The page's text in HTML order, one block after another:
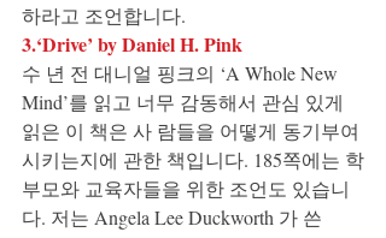
하라고 조언합니다.
3.‘Drive’ by Daniel H. Pink
수 년 전 대니얼 핑크의 ‘A Whole New
Mind’를 읽고 너무 감동해서 관심 있게
읽은 이 책은 사 람들을 어떻게 동기부여
시키는지에 관한 책입니다. 185쪽에는 학
부모와 교육자들을 위한 조언도 있습니
다. 저는 Angela Lee Duckworth 가 쓴